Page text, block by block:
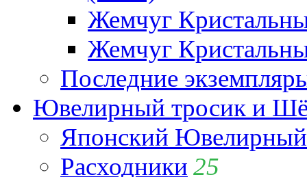
Жемчуг
Жемчуг
Последние
Ювелирный тросик и
Японский
Расходники 25